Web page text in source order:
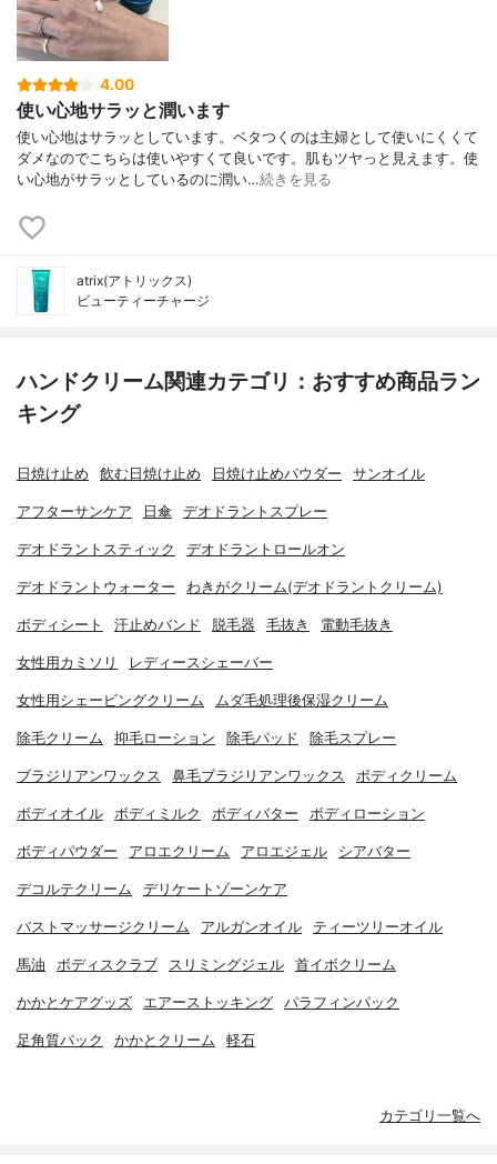
4.00
使い心地サラッと潤います
使い心地はサラッとしています。ベタつくのは主婦として使いにくくて
ダメなのでこちらは使いやすくて良いです。肌もツヤっと見えます。使
い心地がサラッとしているのに潤い…続きを見る
atrix(アトリックス)
ビューティーチャージ
ハンドクリーム関連カテゴリ：おすすめ商品ラン
キング
日焼け止め 飲む日焼け止め 日焼け止めパウダー サンオイル
アフターサンケア 日傘 デオドラントスプレー
デオドラントスティック デオドラントロールオン
デオドラントウォーター わきがクリーム(デオドラントクリーム)
ボディシート 汗止めバンド 脱毛器 毛抜き 電動毛抜き
女性用カミソリ レディースシェーバー
女性用シェービングクリーム ムダ毛処理後保湿クリーム
除毛クリーム 抑毛ローション 除毛パッド 除毛スプレー
ブラジリアンワックス 鼻毛ブラジリアンワックス ボディクリーム
ボディオイル ボディミルク ボディバター ボディローション
ボディパウダー アロエクリーム アロエジェル シアバター
デコルテクリーム デリケートゾーンケア
バストマッサージクリーム アルガンオイル ティーツリーオイル
馬油 ボディスクラブ スリミングジェル 首イボクリーム
かかとケアグッズ エアーストッキング パラフィンパック
足角質パック かかとクリーム 軽石
カテゴリ一覧へ